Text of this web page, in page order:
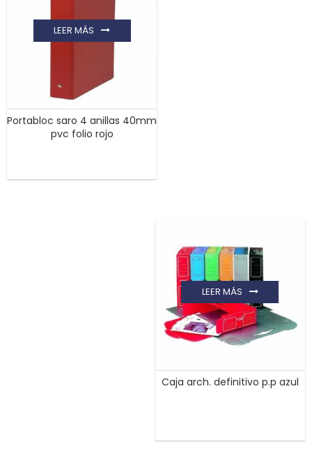
Portabloc saro 4 anillas 40mm
pvc folio rojo
LEER MÁS
Caja arch. definitivo p.p azul
LEER MÁS